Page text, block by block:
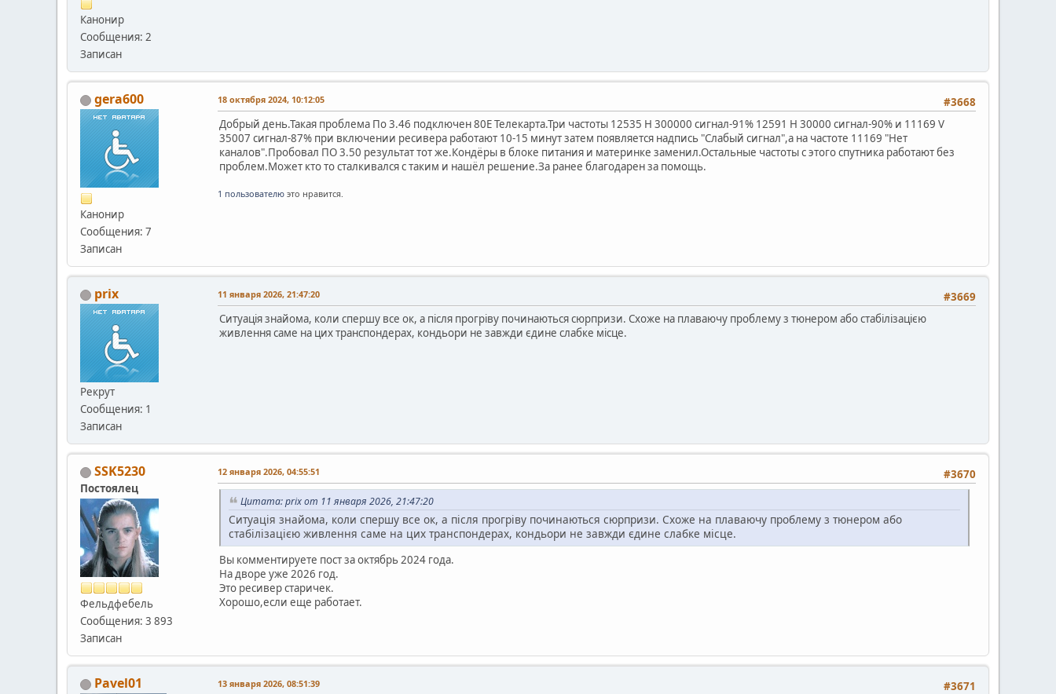
Канонир
Сообщения: 2
Записан
gera600
Канонир
Сообщения: 7
Записан
#3668
18 октября 2024, 10:12:05
Добрый день.Такая проблема По 3.46 подключен 80Е Телекарта.Три частоты 12535 Н 300000 сигнал-91% 12591 Н 30000 сигнал-90% и 11169 V
35007 сигнал-87% при включении ресивера работают 10-15 минут затем появляется надпись "Слабый сигнал",а на частоте 11169 "Нет
каналов".Пробовал ПО 3.50 результат тот же.Кондёры в блоке питания и материнке заменил.Остальные частоты с этого спутника работают без
проблем.Может кто то сталкивался с таким и нашёл решение.За ранее благодарен за помощь.
1 пользователю это нравится.
prix
Рекрут
Сообщения: 1
Записан
#3669
11 января 2026, 21:47:20
Ситуація знайома, коли спершу все ок, а після прогріву починаються сюрпризи. Схоже на плаваючу проблему з тюнером або стабілізацією
живлення саме на цих транспондерах, кондьори не завжди єдине слабке місце.
SSK5230
Постоялец
Фельдфебель
Сообщения: 3 893
Записан
#3670
12 января 2026, 04:55:51
Цитата: prix от 11 января 2026, 21:47:20
Ситуація знайома, коли спершу все ок, а після прогріву починаються сюрпризи. Схоже на плаваючу проблему з тюнером або
стабілізацією живлення саме на цих транспондерах, кондьори не завжди єдине слабке місце.
Вы комментируете пост за октябрь 2024 года.
На дворе уже 2026 год.
Это ресивер старичек.
Хорошо,если еще работает.
Pavel01 #3671
13 января 2026, 08:51:39